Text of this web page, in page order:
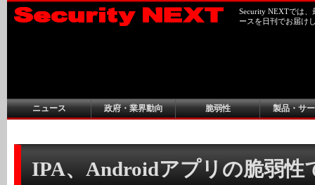
Security NEXTでは
ースを日刊でお届け
ニュース 政府・業界動向 脆弱性 製品・サ
IPA、Androidアプリの脆弱性